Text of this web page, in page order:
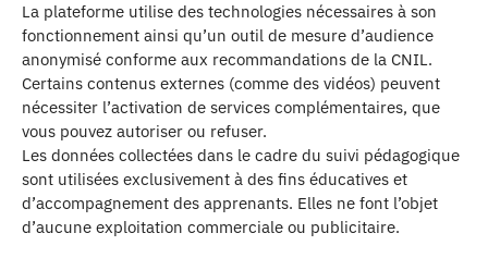
La plateforme utilise des technologies nécessaires à son
fonctionnement ainsi qu’un outil de mesure d’audience
anonymisé conforme aux recommandations de la CNIL.
Certains contenus externes (comme des vidéos) peuvent
nécessiter l’activation de services complémentaires, que
vous pouvez autoriser ou refuser.
Les données collectées dans le cadre du suivi pédagogique
sont utilisées exclusivement à des fins éducatives et
d’accompagnement des apprenants. Elles ne font l’objet
d’aucune exploitation commerciale ou publicitaire.
Suivez-nous
| Les contenus publiés sur ce site sont